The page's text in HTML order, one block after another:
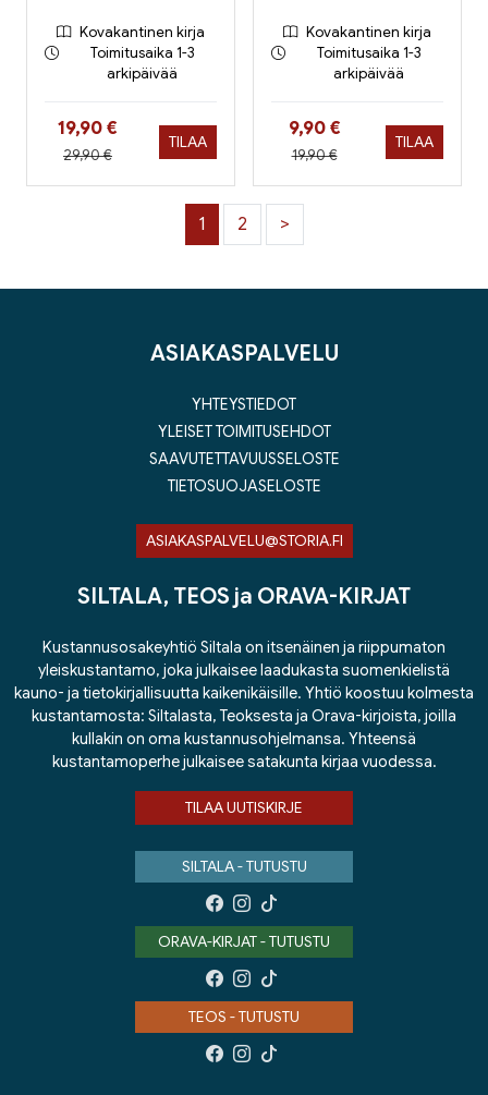
Kovakantinen kirja
Toimitusaika 1-3
arkipäivää
Hinta nyt
19,90 €
Hinta aiemmin
29,90 €
TILAA
Kovakantinen kirja
Toimitusaika 1-3
arkipäivää
Hinta nyt
9,90 €
Hinta aiemmin
19,90 €
TILAA
1 2 >
ASIAKASPALVELU
YHTEYSTIEDOT
YLEISET TOIMITUSEHDOT
SAAVUTETTAVUUSSELOSTE
TIETOSUOJASELOSTE
ASIAKASPALVELU@STORIA.FI
SILTALA, TEOS ja ORAVA-KIRJAT
Kustannusosakeyhtiö Siltala on itsenäinen ja riippumaton
yleiskustantamo, joka julkaisee laadukasta suomenkielistä
kauno- ja tietokirjallisuutta kaikenikäisille. Yhtiö koostuu kolmesta
kustantamosta: Siltalasta, Teoksesta ja Orava-kirjoista, joilla
kullakin on oma kustannusohjelmansa. Yhteensä
kustantamoperhe julkaisee satakunta kirjaa vuodessa.
TILAA UUTISKIRJE
SILTALA - TUTUSTU
ORAVA-KIRJAT - TUTUSTU
TEOS - TUTUSTU